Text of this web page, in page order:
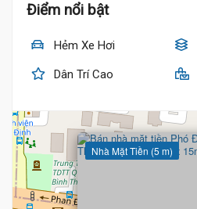
Điểm nổi bật
Hẻm Xe Hơi
Dân Trí Cao
Nhà Mặt Tiền (5 m)